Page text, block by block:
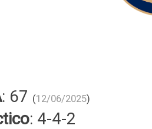
: 67 (12/06/2025)
: 4-4-2